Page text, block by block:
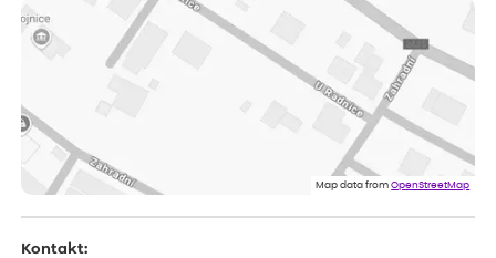
Měla jsem pouze 1objednavku a zatím jsem spokojená se
sazenicemi
Miroslava
Rostliny byly v pořádku, dobře zabalené, celková spokojenost.
Doporučuji :). Spokojenost, stromky v pěkném stavu. Jediné, co
my chybělo, bylo komunikování nedostupného zboží před
Map data fromOpenStreetMap
Kontakt: